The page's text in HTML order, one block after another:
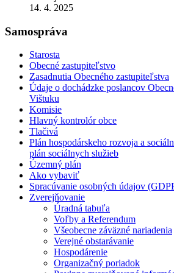
14. 4. 2025
Samospráva
Starosta
Obecné zastupiteľstvo
Zasadnutia Obecného zastupiteľstva
Údaje o dochádzke poslancov
Vištuku
Komisie
Hlavný kontrolór obce
Tlačivá
Plán hospodárskeho rozvoja a
plán sociálnych služieb
Územný plán
Ako vybaviť
Spracúvanie osobných údajov
Zverejňovanie
Úradná tabuľa
Voľby a Referendum
Všeobecne záväzné nariadenia
Verejné obstarávanie
Hospodárenie
Organizačný poriadok